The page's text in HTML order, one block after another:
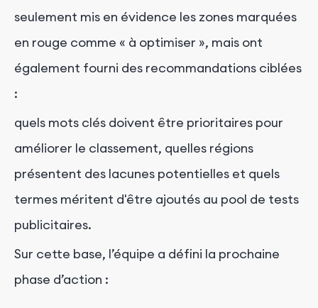
seulement mis en évidence les zones marquées
en rouge comme « à optimiser », mais ont
également fourni des recommandations ciblées
:
quels mots clés doivent être prioritaires pour
améliorer le classement, quelles régions
présentent des lacunes potentielles et quels
termes méritent d'être ajoutés au pool de tests
publicitaires.
Sur cette base, l’équipe a défini la prochaine
phase d’action :